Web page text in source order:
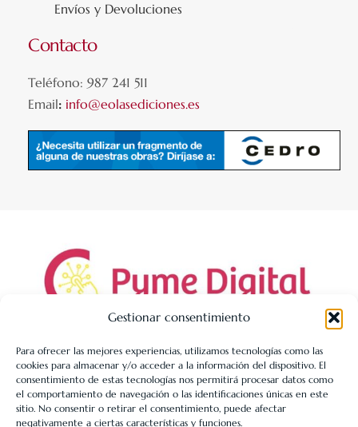
Gestionar consentimiento
Para ofrecer las mejores experiencias, utilizamos tecnologías como las
cookies para almacenar y/o acceder a la información del dispositivo. El
consentimiento de estas tecnologías nos permitirá procesar datos como
el comportamiento de navegación o las identificaciones únicas en este
sitio. No consentir o retirar el consentimiento, puede afectar
negativamente a ciertas características y funciones.
Envíos y Devoluciones
Contacto
Teléfono: 987 241 511
Email: info@eolasediciones.es
LIBRERÍA UNIVERSITARIA LEÓN 1980 SLL ha sido beneficiaria
de Fondos Europeos, cuyo objetivo es la mejora de la
competitividad de las PYMES, y gracias al cual ha puesto en